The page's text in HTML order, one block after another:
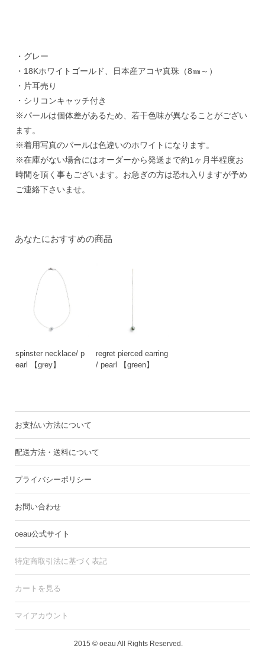
・グレー
・18Kホワイトゴールド、日本産アコヤ真珠（8㎜～）
・片耳売り
・シリコンキャッチ付き
※パールは個体差があるため、若干色味が異なることがござい
ます。
※着用写真のパールは色違いのホワイトになります。
※在庫がない場合にはオーダーから発送まで約1ヶ月半程度お
時間を頂く事もございます。お急ぎの方は恐れ入りますが予め
ご連絡下さいませ。
あなたにおすすめの商品
spinster necklace/ p
earl 【grey】
regret pierced earring
/ pearl 【green】
お支払い方法について
配送方法・送料について
プライバシーポリシー
お問い合わせ
oeau公式サイト
特定商取引法に基づく表記
カートを見る
マイアカウント
2015 © oeau All Rights Reserved.